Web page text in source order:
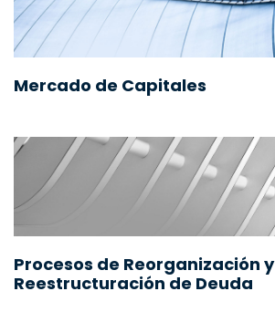
Mercado de Capitales
Procesos de Reorganización y
Reestructuración de Deuda